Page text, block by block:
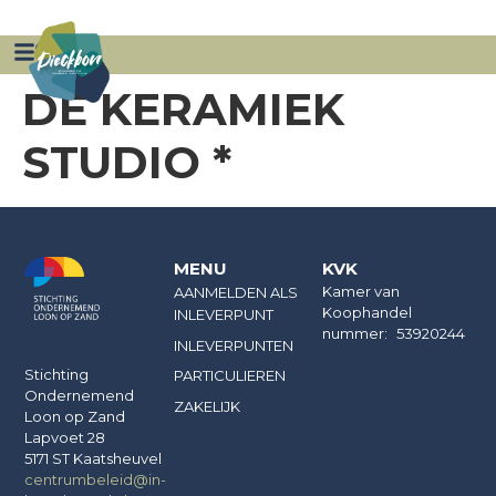
AANMELDEN INNAME PUNT
DE KERAMIEK
STUDIO *
Stichting
Ondernemend
Loon op Zand
Lapvoet 28
5171 ST Kaatsheuvel
centrumbeleid@in-
MENU
AANMELDEN ALS
INLEVERPUNT
INLEVERPUNTEN
PARTICULIEREN
ZAKELIJK
KVK
Kamer van
Koophandel
nummer: 53920244